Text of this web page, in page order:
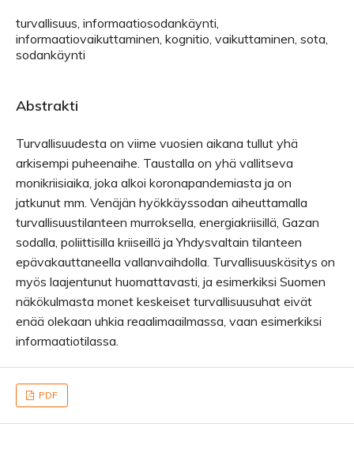
turvallisuus, informaatiosodankäynti,
informaatiovaikuttaminen, kognitio, vaikuttaminen, sota,
sodankäynti
Abstrakti
Turvallisuudesta on viime vuosien aikana tullut yhä
arkisempi puheenaihe. Taustalla on yhä vallitseva
monikriisiaika, joka alkoi koronapandemiasta ja on
jatkunut mm. Venäjän hyökkäyssodan aiheuttamalla
turvallisuustilanteen murroksella, energiakriisillä, Gazan
sodalla, poliittisilla kriiseillä ja Yhdysvaltain tilanteen
epävakauttaneella vallanvaihdolla. Turvallisuuskäsitys on
myös laajentunut huomattavasti, ja esimerkiksi Suomen
näkökulmasta monet keskeiset turvallisuusuhat eivät
enää olekaan uhkia reaalimaailmassa, vaan esimerkiksi
informaatiotilassa.
PDF